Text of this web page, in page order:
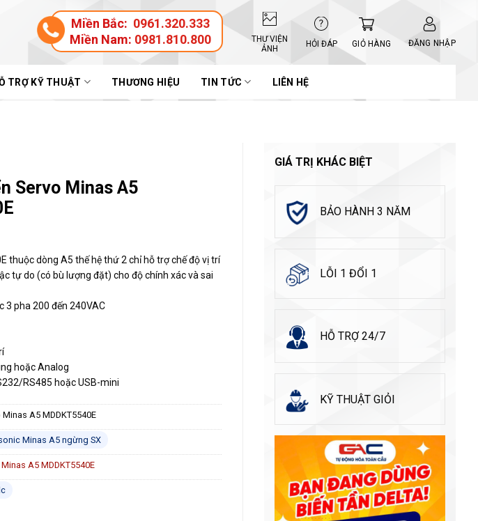
Miền Bắc: 0961.320.333
Miền Nam: 0981.810.800
THƯ VIỆN
ẢNH
HỎI ĐÁP GIỎ HÀNG ĐĂNG NHẬP
TRỢ KỸ THUẬT THƯƠNG HIỆU TIN TỨC LIÊN HỆ
GIÁ TRỊ KHÁC BIỆT
BẢO HÀNH 3 NĂM
LỖI 1 ĐỔI 1
HỖ TRỢ 24/7
KỸ THUẬT GIỎI
Servo Minas A5
thuộc dòng A5 thế hệ thứ 2 chỉ hỗ trợ chế độ vị trí
tự do (có bù lượng đặt) cho độ chính xác và sai
3 pha 200 đến 240VAC
hoặc Analog
RS485 hoặc USB-mini
A5 MDDKT5540E
Minas A5 ngừng SX
A5 MDDKT5540E